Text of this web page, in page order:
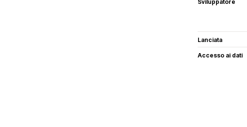
Sviluppatore
Lanciata
Accesso ai dati